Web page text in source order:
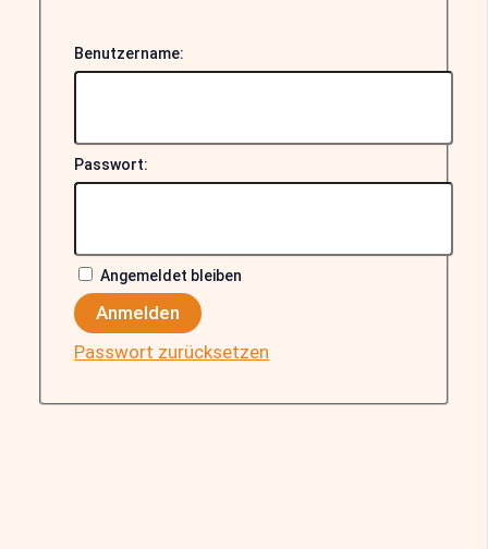
Benutzername:
Passwort:
Angemeldet bleiben
Anmelden
Passwort zurücksetzen